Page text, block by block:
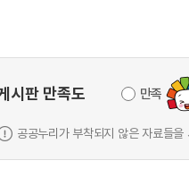
시판 만족도 만족
공공누리가 부착되지 않은 자료들